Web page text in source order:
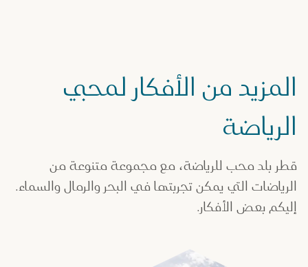
المزيد من الأفكار لمحبي
الرياضة
قطر بلد محب للرياضة، مع مجموعة متنوعة من
الرياضات التي يمكن تجربتها في البحر والرمال والسماء.
إليكم بعض الأفكار.